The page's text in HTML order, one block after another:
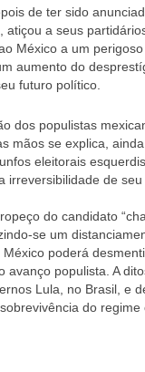
de ter sido
atiçou a seus
México a um
aumento do
futuro político.
dos populistas
mãos se explica,
eleitorais
irreversibilidade de
do candidato
se um
poderá
avanço populista. A
Lula, no Brasil, e
do regime